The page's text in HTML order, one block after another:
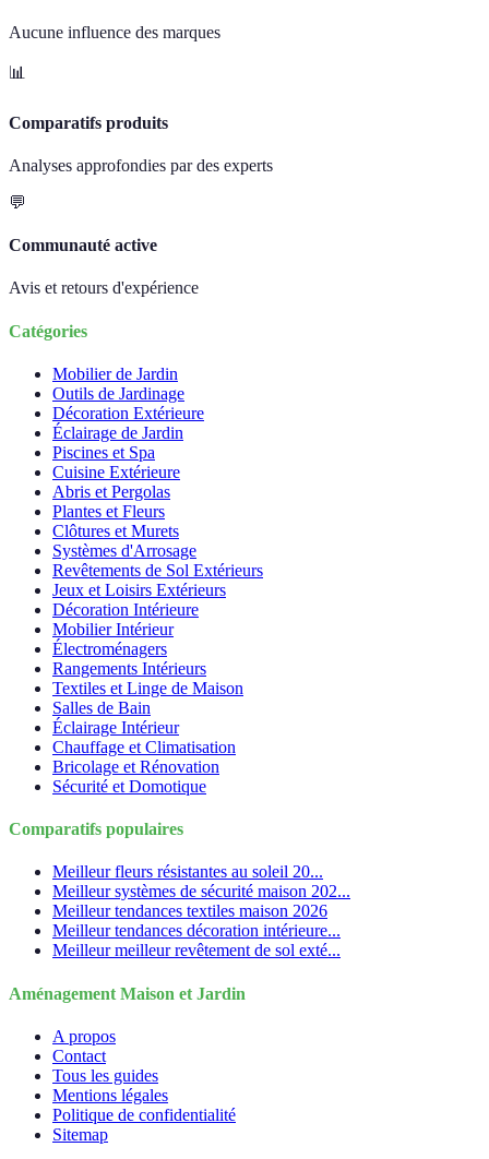
Aucune influence des marques
📊
Comparatifs produits
Analyses approfondies par des experts
💬
Communauté active
Avis et retours d'expérience
Catégories
Mobilier de Jardin
Outils de Jardinage
Décoration Extérieure
Éclairage de Jardin
Piscines et Spa
Cuisine Extérieure
Abris et Pergolas
Plantes et Fleurs
Clôtures et Murets
Systèmes d'Arrosage
Revêtements de Sol Extérieurs
Jeux et Loisirs Extérieurs
Décoration Intérieure
Mobilier Intérieur
Électroménagers
Rangements Intérieurs
Textiles et Linge de Maison
Salles de Bain
Éclairage Intérieur
Chauffage et Climatisation
Bricolage et Rénovation
Sécurité et Domotique
Comparatifs populaires
Meilleur fleurs résistantes au soleil 20...
Meilleur systèmes de sécurité maison 202...
Meilleur tendances textiles maison 2026
Meilleur tendances décoration intérieure...
Meilleur meilleur revêtement de sol exté...
Aménagement Maison et Jardin
A propos
Contact
Tous les guides
Mentions légales
Politique de confidentialité
Sitemap